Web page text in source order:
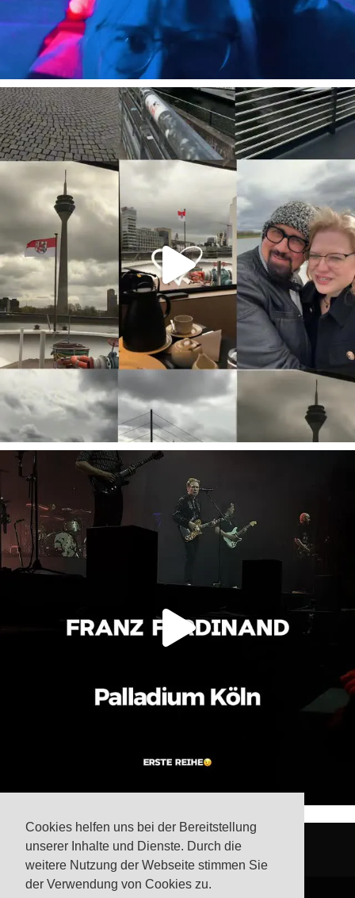
Cookies helfen uns bei der Bereitstellung
unserer Inhalte und Dienste. Durch die
weitere Nutzung der Webseite stimmen Sie
der Verwendung von Cookies zu.